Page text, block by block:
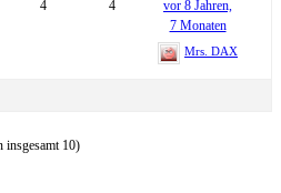
4 4
vor 8 Jahren,
7 Monaten
Mrs. DAX
insgesamt 10)